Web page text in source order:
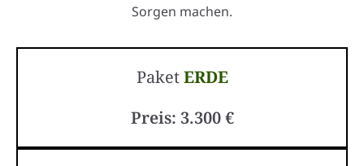
Sorgen machen.
PaketERDE
Preis: 3.300 €